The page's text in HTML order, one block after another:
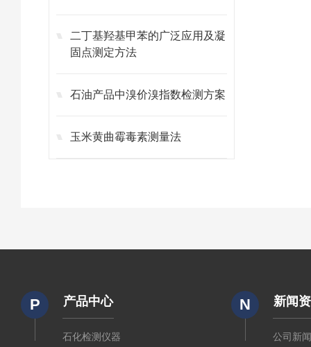
二丁基羟基甲苯的广泛应用及凝
固点测定方法
石油产品中溴价溴指数检测方案
玉米黄曲霉毒素测量法
P 产品中心
石化检测仪器
N 新闻
公司新